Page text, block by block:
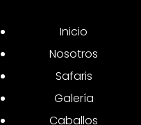
Inicio
Nosotros
Safaris
Galería
Caballos
Andalucia (España)